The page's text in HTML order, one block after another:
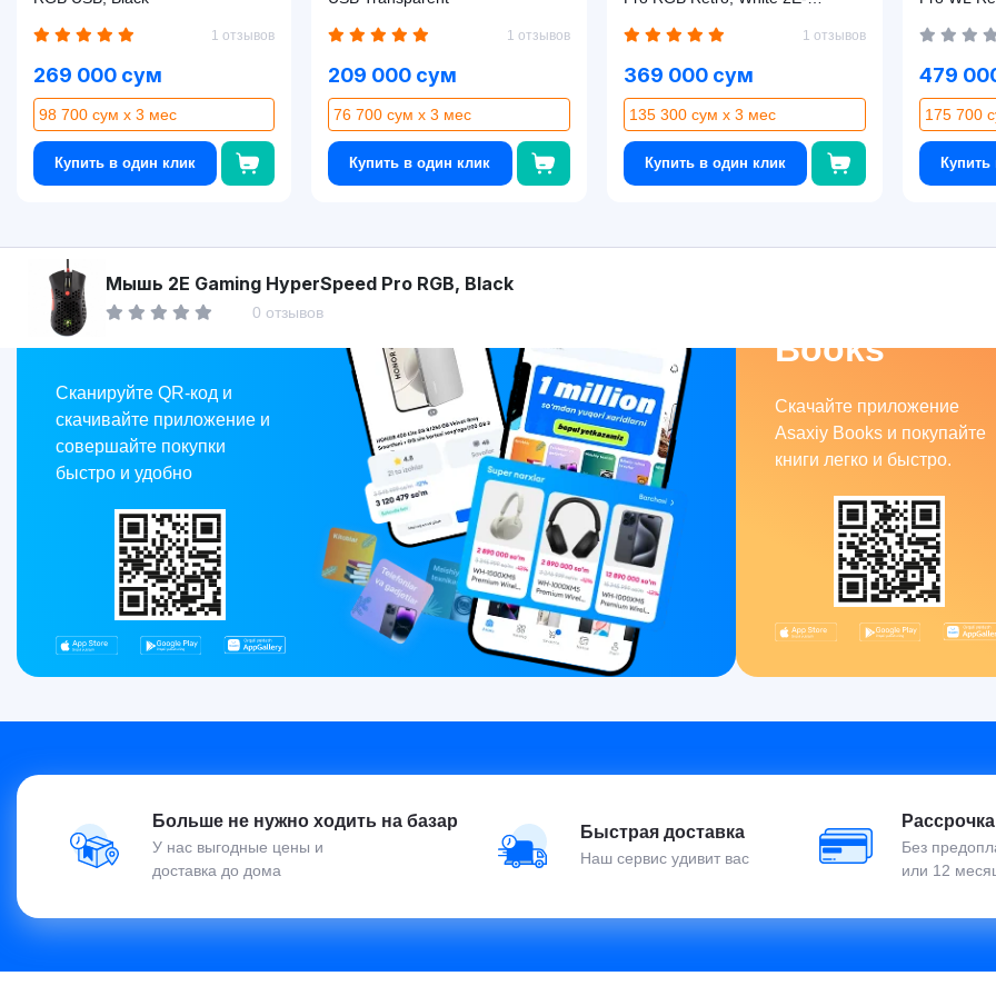
1 отзывов
269 000 сум
98 700 сум x 3 мес
Купить в один клик
1 отзывов
209 000 сум
76 700 сум x 3 мес
Купить в один клик
1 отзывов
369 000 сум
135 300 сум x 3 мес
Купить в один клик
479
175 700
Мышь 2E Gaming HyperSpeed Pro RGB, Black
0 отзывов
Asaxiy
Market
Сканируйте QR-код и
скачивайте приложение и
совершайте покупки
быстро и удобно
Books
Скачайте приложение
Asaxiy Books и покупайте
книги легко и быстро.
Больше не нужно ходить на базар
У нас выгодные цены и
доставка до дома
Быстрая доставка
Наш сервис удивит вас
Рассрочка
Без
или 12